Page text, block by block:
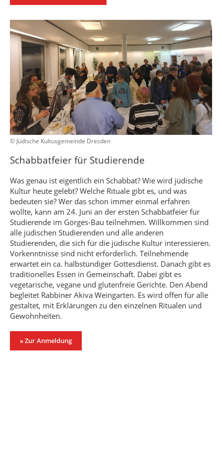
© Jüdische Kultusgemeinde Dresden
Schabbatfeier für Studierende
Was genau ist eigentlich ein Schabbat? Wie wird jüdische
Kultur heute gelebt? Welche Rituale gibt es, und was
bedeuten sie? Wer das schon immer einmal erfahren
wollte, kann am 24. Juni an der ersten Schabbatfeier für
Studierende im Görges-Bau teilnehmen. Willkommen sind
alle jüdischen Studierenden und alle anderen
Studierenden, die sich für die jüdische Kultur interessieren.
Vorkenntnisse sind nicht erforderlich. Teilnehmende
erwartet ein ca. halbstündiger Gottesdienst. Danach gibt es
traditionelles Essen in Gemeinschaft. Dabei gibt es
vegetarische, vegane und glutenfreie Gerichte. Den Abend
begleitet Rabbiner Akiva Weingarten. Es wird offen für alle
gestaltet, mit Erklärungen zu den einzelnen Ritualen und
Gewohnheiten.
» Zur Anmeldung